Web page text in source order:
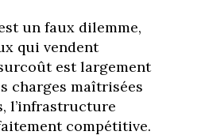
un faux dilemme,
qui vendent
est largement
charges maîtrisées
l’infrastructure
compétitive.